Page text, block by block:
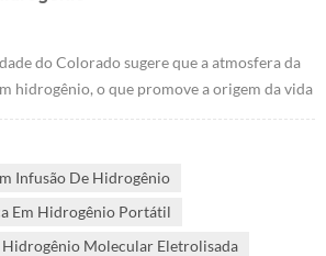
do Colorado sugere que a atmosfera da
hidrogênio, o que promove a origem da vida
da Terra primitiva rica em
A chave para o efeito da água de
concentração suficiente de hidrogênio no
Infusão De Hidrogênio
Em Hidrogênio Portátil
Hidrogênio Molecular Eletrolisada